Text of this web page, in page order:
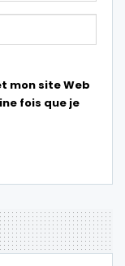
mon site Web
fois que je